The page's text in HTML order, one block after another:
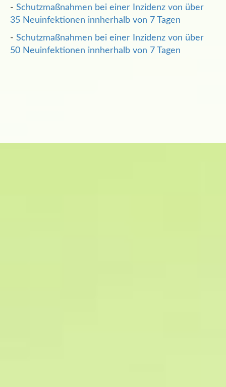
- Schutzmaßnahmen bei einer Inzidenz von über
35 Neuinfektionen innherhalb von 7 Tagen
- Schutzmaßnahmen bei einer Inzidenz von über
50 Neuinfektionen innherhalb von 7 Tagen